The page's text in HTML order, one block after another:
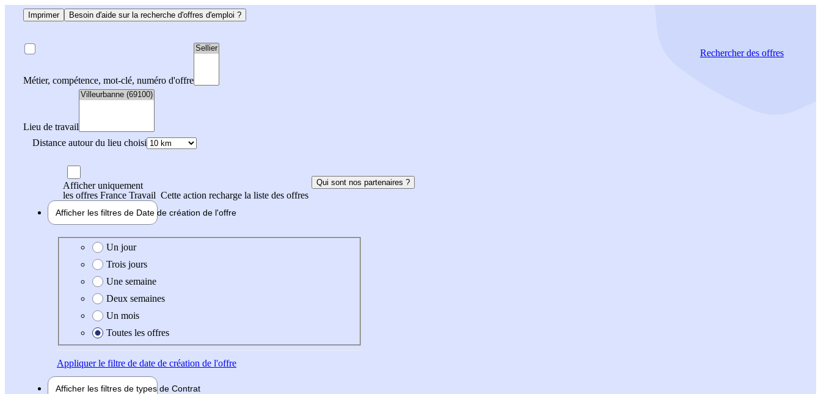
Imprimer Besoin d'aide sur la recherche d'offres d'emploi ?
Métier, compétence, mot-clé, numéro d'offre
Lieu de travail
Distance autour du lieu choisi
Rechercherdes offres
Afficher uniquement
les offres France Travail Cette action recharge la liste des offres
Qui sont nos partenaires ?
Afficher les filtres de Date de création de l'offre
Date de création de l'offre
Un jour
Trois jours
Une semaine
Deux semaines
Un mois
Toutes les offres
Appliquerle filtre de date de création de l'offre
Afficher les filtres de types de Contrat